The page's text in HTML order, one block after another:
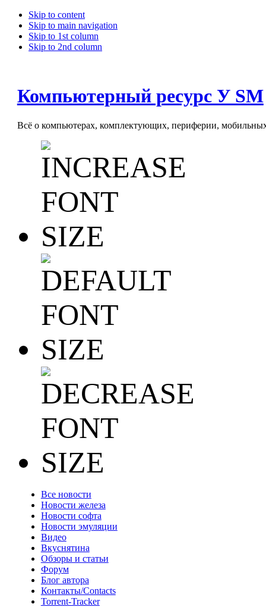
Skip to content
Skip to main navigation
Skip to 1st column
Skip to 2nd column
Компьютерный ресурс У SM
Всё о компьютерах, комплектующих, периферии, мобильных
Все новости
Новости железа
Новости софта
Новости эмуляции
Видео
Вкуснятина
Обзоры и статьи
Форум
Блог автора
Контакты/Contacts
Torrent-Tracker